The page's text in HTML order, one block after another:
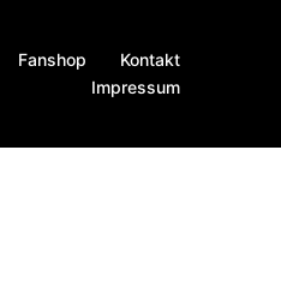
Fanshop
Kontakt
Impressum